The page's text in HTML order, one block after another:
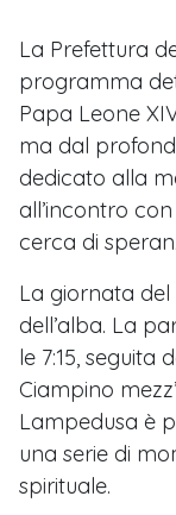
La Prefettura
programma
Papa Leone
ma dal
dedicato alla
all’incontro
cerca di
La giornata del
dell’alba. La
le 7:15, seguita
Ciampino
Lampedusa è
una serie di
spirituale.